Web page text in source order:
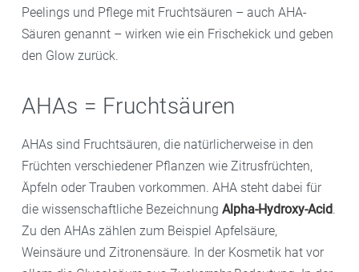
Peelings und Pflege mit Fruchtsäuren – auch AHA-
Säuren genannt – wirken wie ein Frischekick und geben
den Glow zurück.
AHAs = Fruchtsäuren
AHAs sind Fruchtsäuren, die natürlicherweise in den
Früchten verschiedener Pflanzen wie Zitrusfrüchten,
Äpfeln oder Trauben vorkommen. AHA steht dabei für
die wissenschaftliche Bezeichnung Alpha-Hydroxy-Acid.
Zu den AHAs zählen zum Beispiel Apfelsäure,
Weinsäure und Zitronensäure. In der Kosmetik hat vor